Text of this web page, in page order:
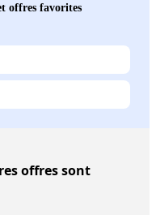
offres favorites
offres sont